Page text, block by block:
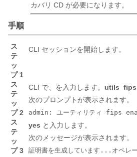
カバリ CD が必要になります。
手順
ス
テ
ッ
プ 1
CLI セッションを開始します。
ス
テ
ッ
プ 2
CLI で、を入力します。 utils fips
次のプロンプトが表示されます。
admin: ユーティリティ fips
ス
テ
ッ
プ 3
yes と入力します。
次のメッセージが表示されます。
証明書を生成しています...オペレ